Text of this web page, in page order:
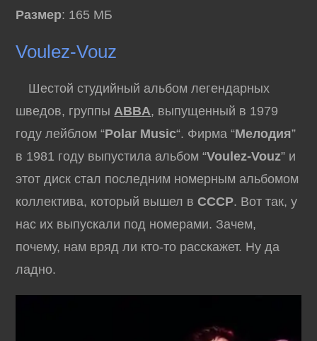
Размер: 165 МБ
Voulez-Vouz
Шестой студийный альбом легендарных
шведов, группыABBA, выпущенный в 1979
году лейблом “Polar Music“. Фирма “Мелодия”
в 1981 году выпустила альбом “Voulez-Vouz” и
этот диск стал последним номерным альбомом
коллектива, который вышел вСССР. Вот так, у
нас их выпускали под номерами. Зачем,
почему, нам вряд ли кто-то расскажет. Ну да
ладно.